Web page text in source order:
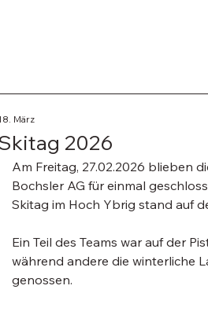
2026
März
Am Freitag, 27.02.2026 blieben
Bochsler AG für einmal
Skitag im Hoch Ybrig stand auf
Ein Teil des Teams war auf der
während andere die winterliche
genossen.